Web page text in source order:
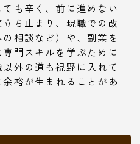
も辛く、前に進めない
ち止まり、現職での改
相談など）や、副業を
門スキルを学ぶために
外の道も視野に入れて
裕が生まれることがあ